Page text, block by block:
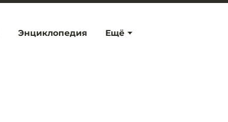
Ещё
Энциклопедия